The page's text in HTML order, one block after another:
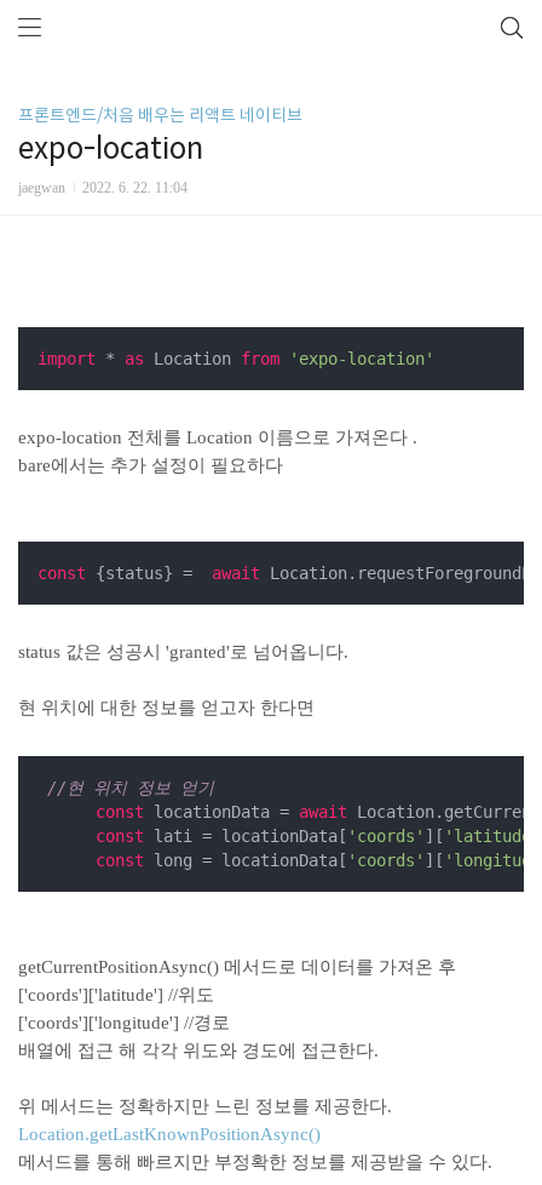
프론트엔드/처음 배우는 리액트 네이티브
expo-location
jaegwan 2022. 6. 22. 11:04
import * as Location from 'expo-location'
expo-location 전체를 Location 이름으로 가져온다 .
bare에서는 추가 설정이 필요하다
const {status} = await
status 값은 성공시 'granted'로 넘어옵니다.
현 위치에 대한 정보를 얻고자 한다면
//현 위치 정보 얻기
const locationData = await
const lati = locationData[ 'coords' ][ 'latitude'
const long = locationData[ 'coords' ][
getCurrentPositionAsync() 메서드로 데이터를 가져온 후
['coords']['latitude'] //위도
['coords']['longitude'] //경로
배열에 접근 해 각각 위도와 경도에 접근한다.
위 메서드는 정확하지만 느린 정보를 제공한다.
Location.getLastKnownPositionAsync()
메서드를 통해 빠르지만 부정확한 정보를 제공받을 수 있다.